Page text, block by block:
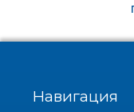
Навигация